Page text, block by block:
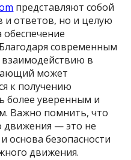
представляют собой
и ответов, но и целую
современным
в
может
к получению
более уверенным и
Важно помнить, что
движения — это не
основа безопасности
движения.